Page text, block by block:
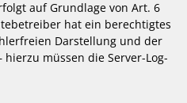
auf Grundlage von Art. 6
hat ein berechtigtes
Darstellung und der
müssen die Server-Log-